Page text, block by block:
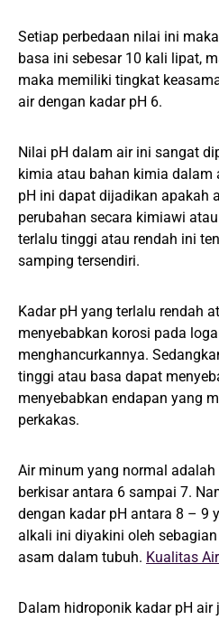
Setiap perbedaan nilai ini
basa ini sebesar 10 kali lipat,
maka memiliki tingkat
air dengan kadar pH 6.
Nilai pH dalam air ini sangat
kimia atau bahan kimia dalam
pH ini dapat dijadikan apakah
perubahan secara kimiawi
terlalu tinggi atau rendah ini
samping tersendiri.
Kadar pH yang terlalu rendah
menyebabkan korosi pada
menghancurkannya.
tinggi atau basa dapat
menyebabkan endapan yang
perkakas.
Air minum yang normal adalah
berkisar antara 6 sampai 7.
dengan kadar pH antara 8 – 9
alkali ini diyakini oleh
asam dalam tubuh. Kualitas
Dalam hidroponik kadar pH